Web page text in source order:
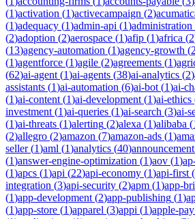
(1)activation (1)activecampaign (2)
(1)adequacy (1)admin-api (1)administration
(2)adoption (2)aerospace (1)afip (1)africa (2
(13)agency-automation (1)agency-growth (2
(1)agentforce (1)agile (2)agreements (1)
(62)ai-agent (1)ai-agents (38)ai-analytics (2)
assistants (1)ai-automation (6)ai-bot (1)ai-
(1)ai-content (1)ai-development (1)ai-ethics
investment (1)ai-queries (1)ai-search (3)ai-
(1)ai-threats (1)alerting (2)alexa (1)alibaba (
(2)allegro (2)amazon (7)amazon-ads (1)
seller(1)aml (1)analytics (40)announcement
(1)answer-engine-optimization (1)aov (1)
(1)apcs (1)api (22)api-economy (1)api-first (
integration (3)api-security (2)apm (1)app-
(1)app-development (2)app-publishing (1)
(1)app-store (1)apparel (3)appi (1)apple-pay